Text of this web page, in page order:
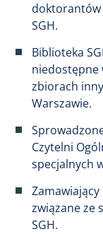
doktorantów
SGH.
Biblioteka
niedostępne
zbiorach
Warszawie.
Czytelni
specjalnych
związane ze
SGH.